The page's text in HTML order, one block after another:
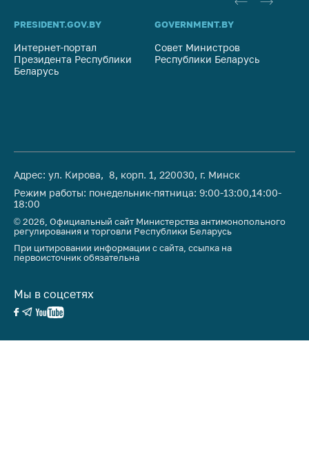
PRESIDENT.GOV.BY
Интернет-портал
Президента Республики
Беларусь
GOVERNMENT.BY
Совет Министров
Республики Беларусь
Адрес: ул. Кирова, 8, корп. 1, 220030, г. Минск
Режим работы: понедельник-пятница: 9:00-13:00,14:00-
18:00
© 2026, Официальный сайт Министерства антимонопольного
регулирования и торговли Республики Беларусь
При цитировании информации с сайта, ссылка на
первоисточник обязательна
Мы в соцсетях